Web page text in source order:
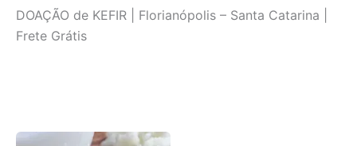
DOAÇÃO de KEFIR | Florianópolis – Santa Catarina |
Frete Grátis